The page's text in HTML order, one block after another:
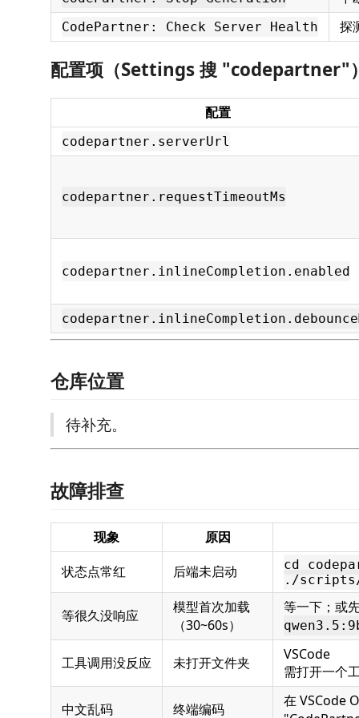
CodePartner: Check Server Health 探
配置项（Settings 搜 "codepartner"
配置
codepartner.serverUrl
codepartner.requestTimeoutMs
codepartner.inlineCompletion.enabled
仓库位置
待补充。
故障排查
现象
原因
状态点常红
后端未启动
cd
./
等很久没响应
模型首次加载
（30~60s）
等一下；或
工具调用没反应 未打开文件夹
VSCode
需打开一个
中文乱码 终端编码
在 VSCode